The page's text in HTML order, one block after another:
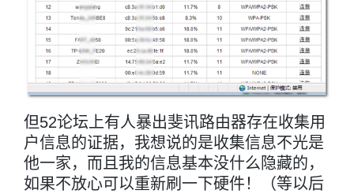
但52论坛上有人暴出斐讯路由器存在收集用
户信息的证据，我想说的是收集信息不光是
他一家，而且我的信息基本没什么隐藏的，
如果不放心可以重新刷一下硬件！（等以后